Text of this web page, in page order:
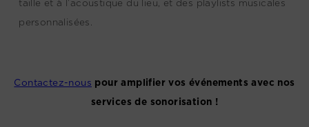
taille et à l’acoustique du lieu, et des playlists musicales
personnalisées.
Contactez-nous pour amplifier vos événements avec nos
services de sonorisation !